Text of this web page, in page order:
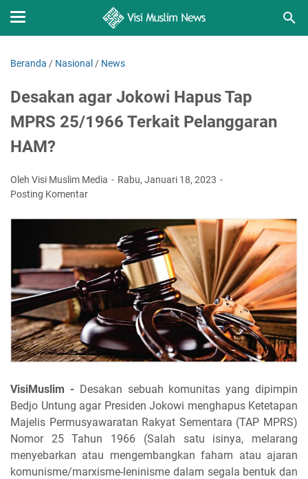
Beranda / Nasional / News
Desakan agar Jokowi Hapus Tap
MPRS 25/1966 Terkait Pelanggaran
HAM?
Oleh Visi Muslim Media
Rabu, Januari 18, 2023
Posting Komentar
VisiMuslim - Desakan sebuah komunitas yang dipimpin
Bedjo Untung agar Presiden Jokowi menghapus Ketetapan
Majelis Permusyawaratan Rakyat Sementara (TAP MPRS)
Nomor 25 Tahun 1966 (Salah satu isinya, melarang
menyebarkan atau mengembangkan faham atau ajaran
komunisme/marxisme-leninisme dalam segala bentuk dan